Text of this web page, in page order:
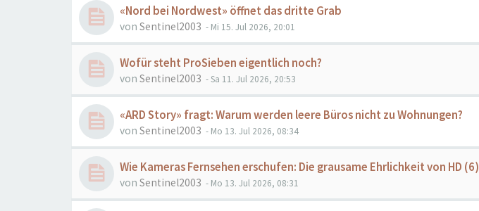
«Nord bei Nordwest» öffnet das dritte Grab
von Sentinel2003 - Mi 15. Jul 2026, 20:01
Wofür steht ProSieben eigentlich noch?
von Sentinel2003 - Sa 11. Jul 2026, 20:53
«ARD Story» fragt: Warum werden leere Büros nicht zu Wohnungen?
von Sentinel2003 - Mo 13. Jul 2026, 08:34
Wie Kameras Fernsehen erschufen: Die grausame Ehrlichkeit von HD (6)
von Sentinel2003 - Mo 13. Jul 2026, 08:31